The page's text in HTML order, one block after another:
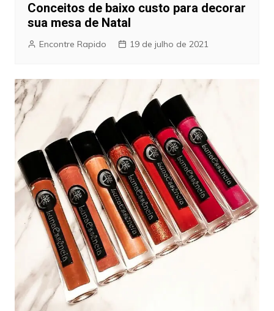
Conceitos de baixo custo para decorar
sua mesa de Natal
Encontre Rapido 19 de julho de 2021